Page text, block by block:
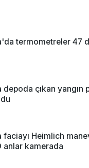
termometreler 47
depoda çıkan yangın
faciayı Heimlich
anlar kamerada